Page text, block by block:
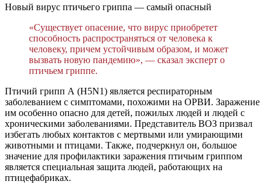
Новый вирус птичьего гриппа — самый опасный
«Существует опасение, что вирус приобретет
способность распространяться от человека к
человеку, причем устойчивым образом, и может
вызвать новую пандемию», — сказал эксперт о
птичьем гриппе.
Птичий грипп А (H5N1) является респираторным
заболеванием с симптомами, похожими на ОРВИ. Заражение
им особенно опасно для детей, пожилых людей и людей с
хроническими заболеваниями. Представитель ВОЗ призвал
избегать любых контактов с мертвыми или умирающими
животными и птицами. Также, подчеркнул он, большое
значение для профилактики заражения птичьим гриппом
является специальная защита людей, работающих на
птицефабриках.